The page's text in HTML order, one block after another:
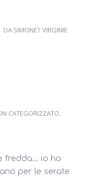
DA SIMONET VIRGINIE
CATEGORIZZATO,
fredda… io ho
per le serate